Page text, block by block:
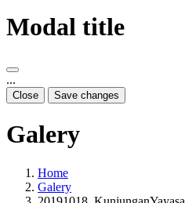
Modal title
...
Close Save changes
Galery
Home
Galery